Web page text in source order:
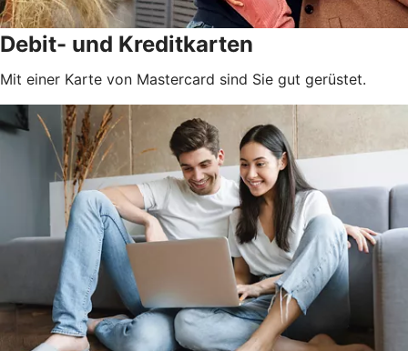
Debit- und Kreditkarten
Mit einer Karte von Mastercard sind Sie gut gerüstet.